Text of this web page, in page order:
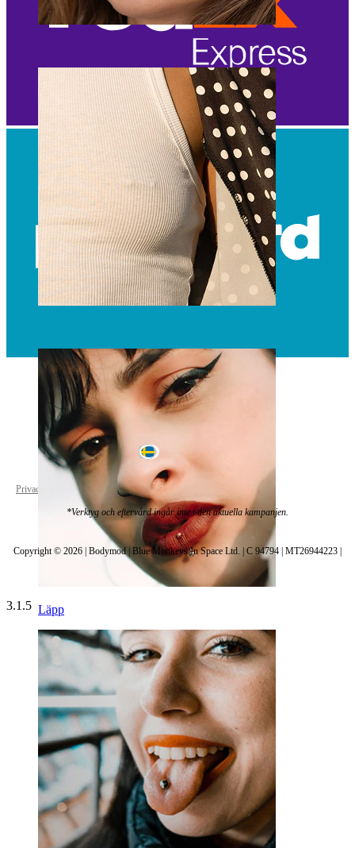
Läpp
Privacy policy Cookie settings
*Verktyg och eftervård ingår inte i den aktuella kampanjen.
Copyright © 2026 | Bodymod | Blue Monkeys In Space Ltd. | C 94794 | MT26944223 |
3.1.5